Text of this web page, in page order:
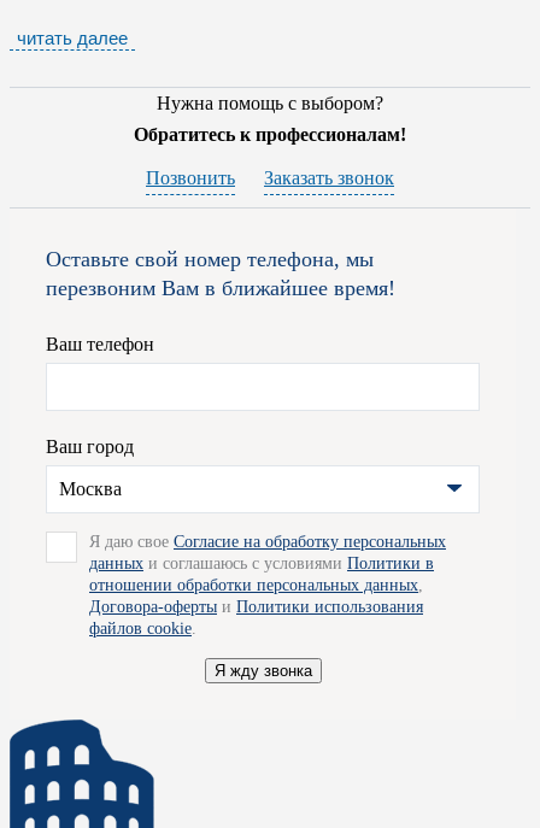
Внешне мебель
— черное, белое и "деревянное". Обивки — от легкой ткани
безупречный вкус, оригинальный дизайн, отменная
мебель сконструирована по модульному принципу, который
позволяет менять обстановку в жилом пространстве при
На фабрике используются различные материалы, в том числе
и натуральный шпон из дуба и ореха , матовые и глянцевые
бережно относится к экологии, поэтому создает свои
мебельные шедевры из сырья, которое не содержит
SAN GIACOMO
наших салонов или оставить заявку на сайте. Мы
проконсультируем вас и ответим на все интересующие
вопросы. Благодаря прямым поставкам от производителей,
отлаженной логистической цепочке, бережному отношению и
хранению, компания Credit Ceramica станет для вас надежным
партнером на лучших условиях. Так же мы готовы
организовать для вас доставку товара по Москве.
читать далее
Нужна помощь с выбором?
Обратитесь к профессионалам!
Позвонить Заказать звонок
Оставьте свой номер телефона, мы
перезвоним Вам в ближайшее время!
Ваш телефон
Ваш город
Москва
Я даю свое Согласие на обработку персональных
данных и соглашаюсь с условиями Политики в
отношении обработки персональных данных
Договора-оферты и Политики использования
файлов cookie
Я жду звонка